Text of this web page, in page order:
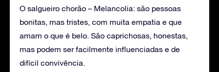
O salgueiro chorão – Melancolia: são pessoas
bonitas, mas tristes, com muita empatia e que
amam o que é belo. São caprichosas, honestas,
mas podem ser facilmente influenciadas e de
difícil convivência.